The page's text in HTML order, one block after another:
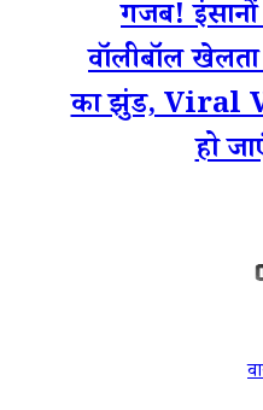
गजब!
वॉलीबॉल
का झुंड, Viral
हो